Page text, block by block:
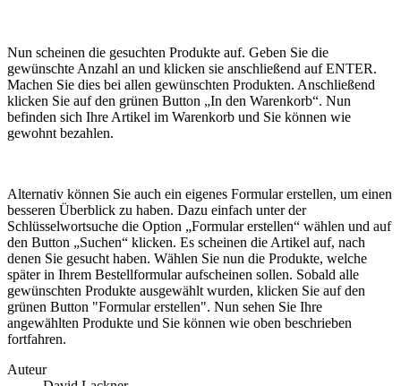
Nun scheinen die gesuchten Produkte auf. Geben Sie die
gewünschte Anzahl an und klicken sie anschließend auf ENTER.
Machen Sie dies bei allen gewünschten Produkten. Anschließend
klicken Sie auf den grünen Button „In den Warenkorb“. Nun
befinden sich Ihre Artikel im Warenkorb und Sie können wie
gewohnt bezahlen.
Alternativ können Sie auch ein eigenes Formular erstellen, um einen
besseren Überblick zu haben. Dazu einfach unter der
Schlüsselwortsuche die Option „Formular erstellen“ wählen und auf
den Button „Suchen“ klicken. Es scheinen die Artikel auf, nach
denen Sie gesucht haben. Wählen Sie nun die Produkte, welche
später in Ihrem Bestellformular aufscheinen sollen. Sobald alle
gewünschten Produkte ausgewählt wurden, klicken Sie auf den
grünen Button "Formular erstellen". Nun sehen Sie Ihre
angewählten Produkte und Sie können wie oben beschrieben
fortfahren.
Auteur